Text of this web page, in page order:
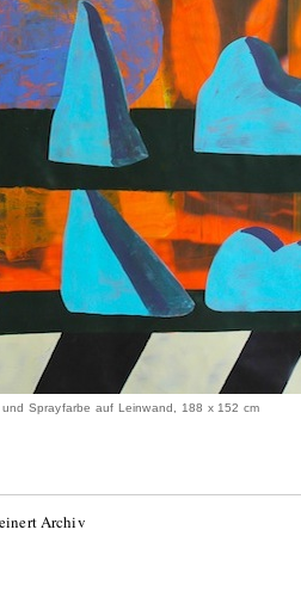
Sprayfarbe auf Leinwand, 188 x 152 cm
Archiv